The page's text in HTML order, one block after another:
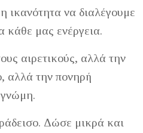
ικανότητα να διαλέγουμε
κάθε μας ενέργεια.
αιρετικούς, αλλά την
αλλά την πονηρή
Δώσε μικρά και